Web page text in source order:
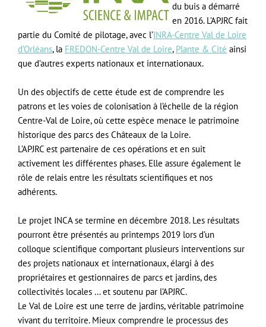
du buis a démarré
en 2016. L’APJRC fait
partie du Comité de pilotage, avec l’INRA-Centre Val de Loire
d’Orléans, la FREDON-Centre Val de Loire, Plante & Cité ainsi
que d’autres experts nationaux et internationaux.
Un des objectifs de cette étude est de comprendre les
patrons et les voies de colonisation à l’échelle de la région
Centre-Val de Loire, où cette espèce menace le patrimoine
historique des parcs des Châteaux de la Loire.
L’APJRC est partenaire de ces opérations et en suit
activement les différentes phases. Elle assure également le
rôle de relais entre les résultats scientifiques et nos
adhérents.
Le projet INCA se termine en décembre 2018. Les résultats
pourront être présentés au printemps 2019 lors d’un
colloque scientifique comportant plusieurs interventions sur
des projets nationaux et internationaux, élargi à des
propriétaires et gestionnaires de parcs et jardins, des
collectivités locales … et soutenu par l’APJRC.
Le Val de Loire est une terre de jardins, véritable patrimoine
vivant du territoire. Mieux comprendre le processus des